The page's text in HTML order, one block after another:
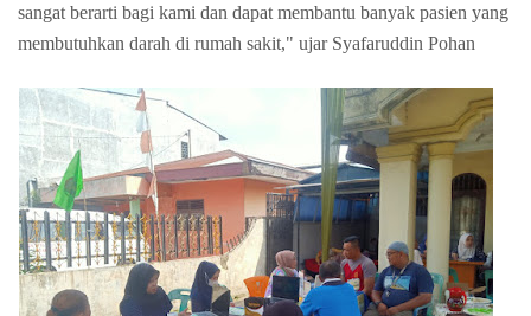
sangat berarti bagi kami dan dapat membantu banyak pasien yang
membutuhkan darah di rumah sakit," ujar Syafaruddin Pohan